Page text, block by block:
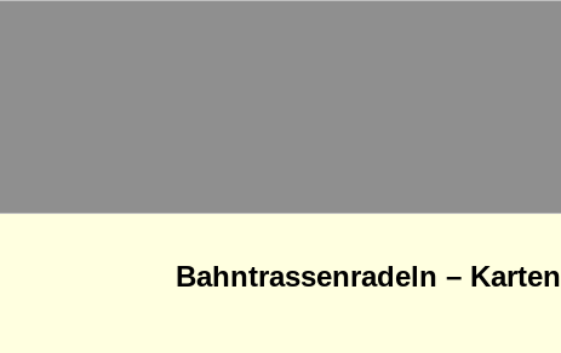
Bahntrassenradeln – Karten